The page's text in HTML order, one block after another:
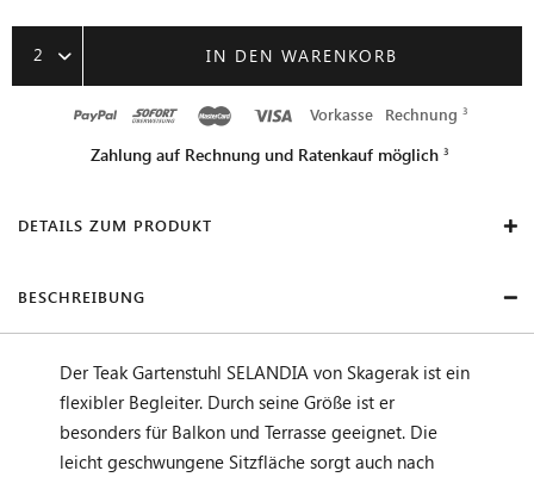
2 IN DEN WARENKORB
Vorkasse Rechnung
Zahlung auf Rechnung und Ratenkauf möglich
DETAILS ZUM PRODUKT
BESCHREIBUNG
Der Teak Gartenstuhl SELANDIA von Skagerak ist ein
flexibler Begleiter. Durch seine Größe ist er
besonders für Balkon und Terrasse geeignet. Die
leicht geschwungene Sitzfläche sorgt auch nach